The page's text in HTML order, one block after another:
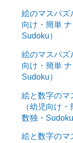
絵のマスパズ
向け・簡単
Sudoku）
絵のマスパズ
向け・簡単
Sudoku）
絵と数字のマ
（幼児向け
数独・Sudoku
絵と数字のマ